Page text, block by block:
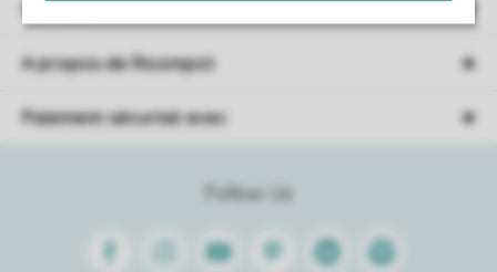
Follow Us
FacebookInstagramYoutube PinterestLinkedinSpotify
Service
A propos de Roompot
Paiement sécurisé avec